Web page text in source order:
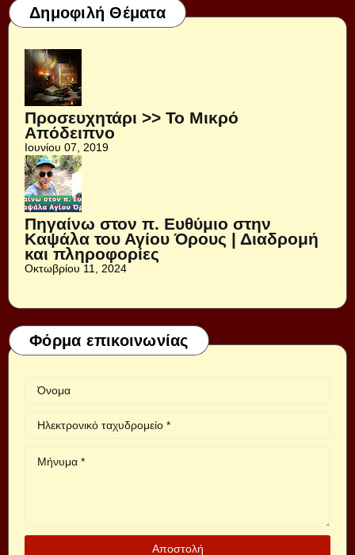
Δημοφιλή Θέματα
Προσευχητάρι >> Το Μικρό
Απόδειπνο
Ιουνίου 07, 2019
Πηγαίνω στον π. Ευθύμιο στην
Καψάλα του Αγίου Όρους | Διαδρομή
και πληροφορίες
Οκτωβρίου 11, 2024
Φόρμα επικοινωνίας